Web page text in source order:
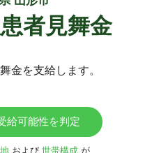
者見舞金
金を支給します。
給可能性を判定
および 世帯構成 が